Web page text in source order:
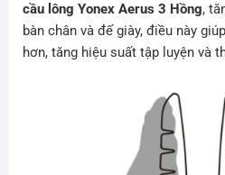
cầu lông Yonex Aerus 3 Hồng,
bàn chân và đế giày, điều này
hơn, tăng hiệu suất tập luyện và